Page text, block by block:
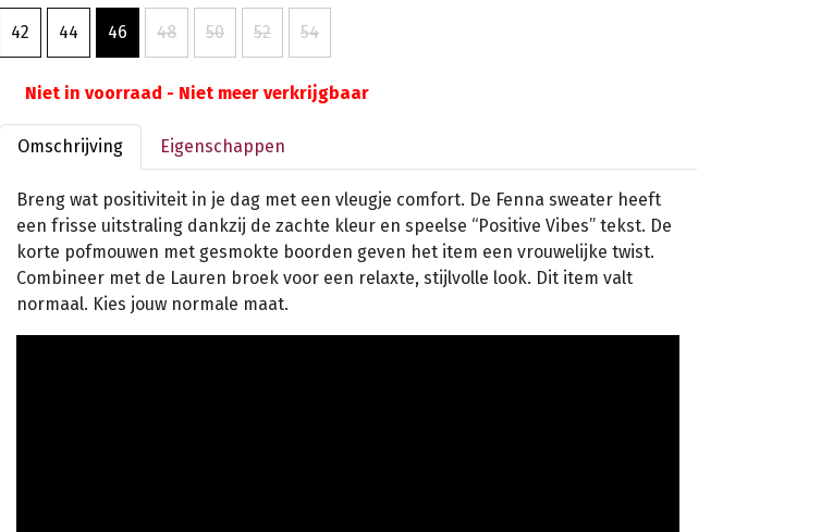
42 44 46 48 50 52 54
Niet in voorraad - Niet meer verkrijgbaar
Omschrijving Eigenschappen
Breng wat positiviteit in je dag met een vleugje comfort. De Fenna sweater heeft
een frisse uitstraling dankzij de zachte kleur en speelse “Positive Vibes” tekst. De
korte pofmouwen met gesmokte boorden geven het item een vrouwelijke twist.
Combineer met de Lauren broek voor een relaxte, stijlvolle look. Dit item valt
normaal. Kies jouw normale maat.